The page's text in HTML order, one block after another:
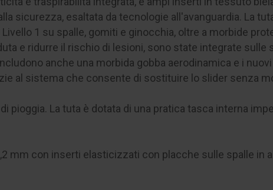
sicurezza, esaltata da tecnologie all'avanguardia. La
1 su spalle, gomiti e ginocchia, oltre a morbide
e ridurre il rischio di lesioni, sono state integrate
anche una morbida gobba aerodinamica e i
al sistema che consente di sostituire lo slider senza
pioggia. La tuta è dotata di una pratica tasca interna
mm con inserti elasticizzati con placche sulle spalle in